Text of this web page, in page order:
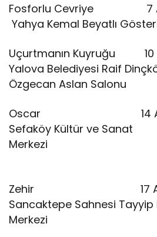
Fosforlu
Yahya Kemal Beyatlı
Uçurtmanın
Yalova Belediyesi Raif
Özgecan Aslan Salonu
Oscar 14
Sefaköy Kültür ve Sanat
Merkezi
Zehir 17
Sancaktepe Sahnesi
Merkezi